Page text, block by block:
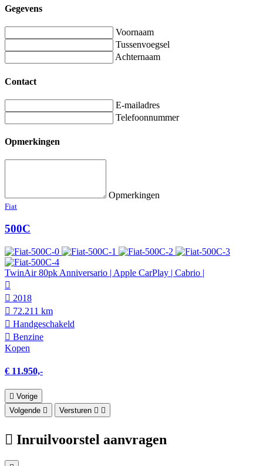
Gegevens
Voornaam
Tussenvoegsel
Achternaam
Contact
E-mailadres
Telefoonnummer
Opmerkingen
Opmerkingen
Fiat
500C
TwinAir 80pk Anniversario | Apple CarPlay | Cabrio |
2018
72.211 km
Hand­geschakeld
Benzine
Kopen
€ 11.950,-
Vorige
Volgende
Versturen
Inruilvoorstel aanvragen